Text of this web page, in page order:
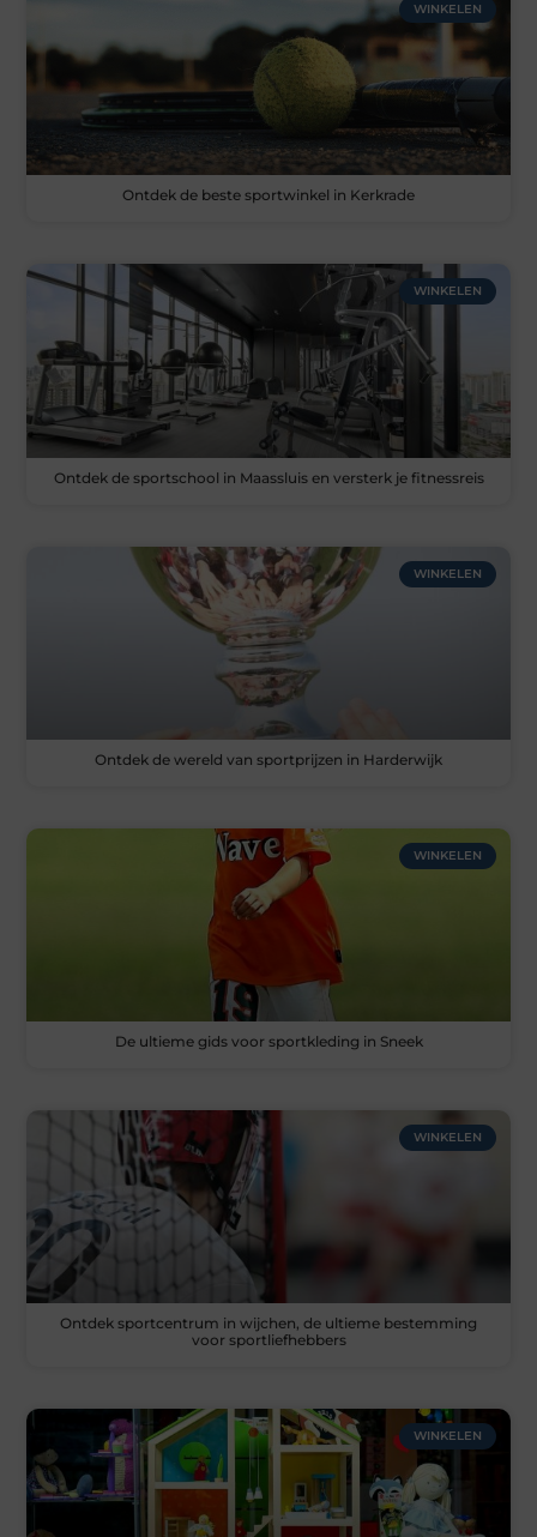
WINKELEN
Ontdek de beste sportwinkel in Kerkrade
WINKELEN
Ontdek de sportschool in Maassluis en versterk je fitnessreis
WINKELEN
Ontdek de wereld van sportprijzen in Harderwijk
WINKELEN
De ultieme gids voor sportkleding in Sneek
WINKELEN
Ontdek sportcentrum in wijchen, de ultieme bestemming
voor sportliefhebbers
WINKELEN